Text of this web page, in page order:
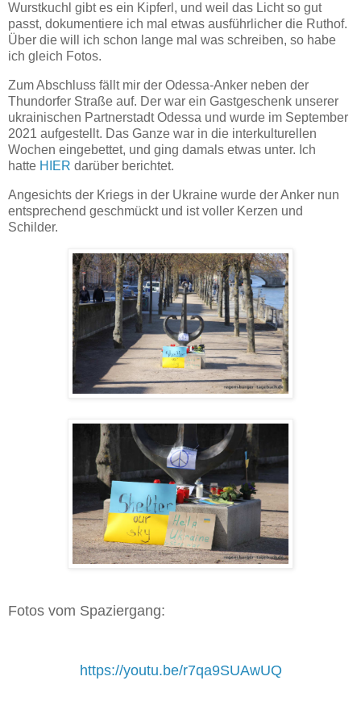
Wurstkuchl gibt es ein Kipferl, und weil das Licht so gut
passt, dokumentiere ich mal etwas ausführlicher die Ruthof.
Über die will ich schon lange mal was schreiben, so habe
ich gleich Fotos.
Zum Abschluss fällt mir der Odessa-Anker neben der
Thundorfer Straße auf. Der war ein Gastgeschenk unserer
ukrainischen Partnerstadt Odessa und wurde im September
2021 aufgestellt. Das Ganze war in die interkulturellen
Wochen eingebettet, und ging damals etwas unter. Ich
hatte HIER darüber berichtet.
Angesichts der Kriegs in der Ukraine wurde der Anker nun
entsprechend geschmückt und ist voller Kerzen und
Schilder.
Fotos vom Spaziergang:
https://youtu.be/r7qa9SUAwUQ